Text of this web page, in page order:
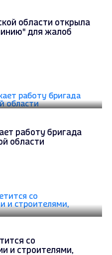
области открыла
для жалоб
работу бригада
области
со
и строителями,